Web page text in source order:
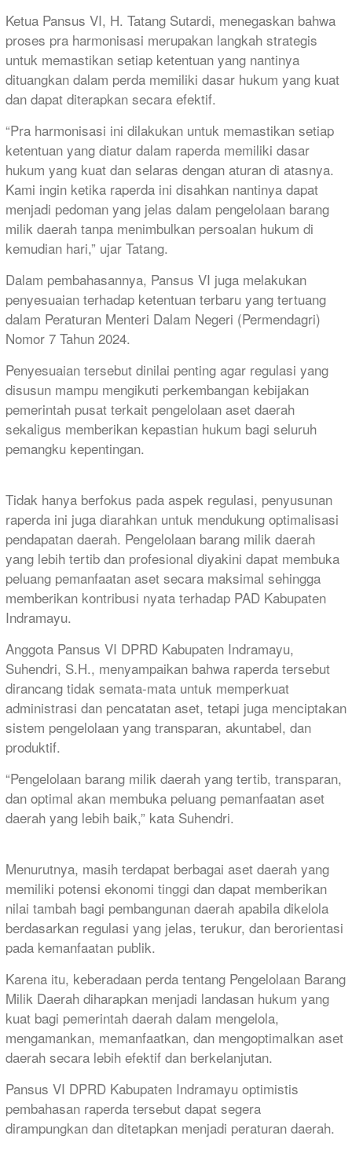
Ketua Pansus VI, H. Tatang Sutardi, menegaskan bahwa
proses pra harmonisasi merupakan langkah strategis
untuk memastikan setiap ketentuan yang nantinya
dituangkan dalam perda memiliki dasar hukum yang kuat
dan dapat diterapkan secara efektif.
“Pra harmonisasi ini dilakukan untuk memastikan setiap
ketentuan yang diatur dalam raperda memiliki dasar
hukum yang kuat dan selaras dengan aturan di atasnya.
Kami ingin ketika raperda ini disahkan nantinya dapat
menjadi pedoman yang jelas dalam pengelolaan barang
milik daerah tanpa menimbulkan persoalan hukum di
kemudian hari,” ujar Tatang.
Dalam pembahasannya, Pansus VI juga melakukan
penyesuaian terhadap ketentuan terbaru yang tertuang
dalam Peraturan Menteri Dalam Negeri (Permendagri)
Nomor 7 Tahun 2024.
Penyesuaian tersebut dinilai penting agar regulasi yang
disusun mampu mengikuti perkembangan kebijakan
pemerintah pusat terkait pengelolaan aset daerah
sekaligus memberikan kepastian hukum bagi seluruh
pemangku kepentingan.
Tidak hanya berfokus pada aspek regulasi, penyusunan
raperda ini juga diarahkan untuk mendukung optimalisasi
pendapatan daerah. Pengelolaan barang milik daerah
yang lebih tertib dan profesional diyakini dapat membuka
peluang pemanfaatan aset secara maksimal sehingga
memberikan kontribusi nyata terhadap PAD Kabupaten
Indramayu.
Anggota Pansus VI DPRD Kabupaten Indramayu,
Suhendri, S.H., menyampaikan bahwa raperda tersebut
dirancang tidak semata-mata untuk memperkuat
administrasi dan pencatatan aset, tetapi juga menciptakan
sistem pengelolaan yang transparan, akuntabel, dan
produktif.
“Pengelolaan barang milik daerah yang tertib, transparan,
dan optimal akan membuka peluang pemanfaatan aset
daerah yang lebih baik,” kata Suhendri.
Menurutnya, masih terdapat berbagai aset daerah yang
memiliki potensi ekonomi tinggi dan dapat memberikan
nilai tambah bagi pembangunan daerah apabila dikelola
berdasarkan regulasi yang jelas, terukur, dan berorientasi
pada kemanfaatan publik.
Karena itu, keberadaan perda tentang Pengelolaan Barang
Milik Daerah diharapkan menjadi landasan hukum yang
kuat bagi pemerintah daerah dalam mengelola,
mengamankan, memanfaatkan, dan mengoptimalkan aset
daerah secara lebih efektif dan berkelanjutan.
Pansus VI DPRD Kabupaten Indramayu optimistis
pembahasan raperda tersebut dapat segera
dirampungkan dan ditetapkan menjadi peraturan daerah.